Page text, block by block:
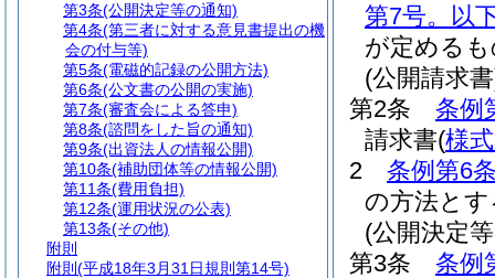
第7号。以
が定める
(公開請求
第2条
条例
請求書(様
2
条例第6
の方法とす
(公開決定
第3条
条例
第3条(公開決定等の通知)
第4条(第三者に対する意見書提出の機
会の付与等)
第5条(電磁的記録の公開方法)
第6条(公文書の公開の実施)
第7条(審査会による答申)
第8条(諮問をした旨の通知)
第9条(出資法人の情報公開)
第10条(補助団体等の情報公開)
第11条(費用負担)
第12条(運用状況の公表)
第13条(その他)
附則
附則 (平成18年3月31日規則第14号)